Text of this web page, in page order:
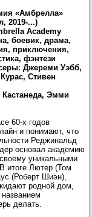
«Амбрелла»
2019-...)
Academy
боевик, драма,
приключения,
фэнтези
Джереми Уэбб,
Стивен
Эмми
60-х годов
и понимают, что
Реджинальд
основал академию
уникальными
итоге Лютер (Том
(Роберт Шиэн),
родной дом,
делать.